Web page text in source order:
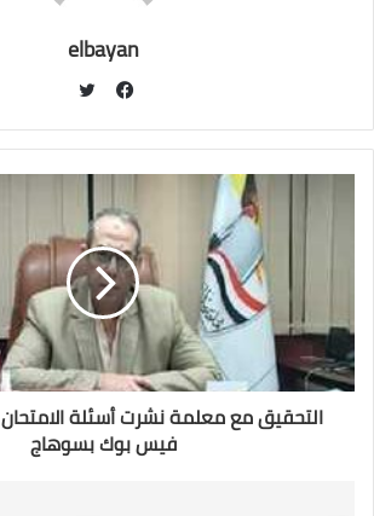
elbayan
ي
س
ب
و
ك
ي
ت
التحقيق مع معلمة نشرت أسئلة
فيس بوك بسوهاج